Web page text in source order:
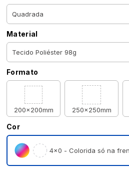
Material
Formato
200x200mm 250x250mm
Cor
4×0 - Colorida só na